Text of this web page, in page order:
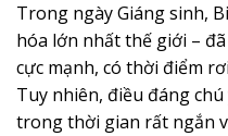
Trong ngày Giáng sinh,
hóa lớn nhất thế giới –
cực mạnh, có thời điểm
Tuy nhiên, điều đáng
trong thời gian rất ngắn